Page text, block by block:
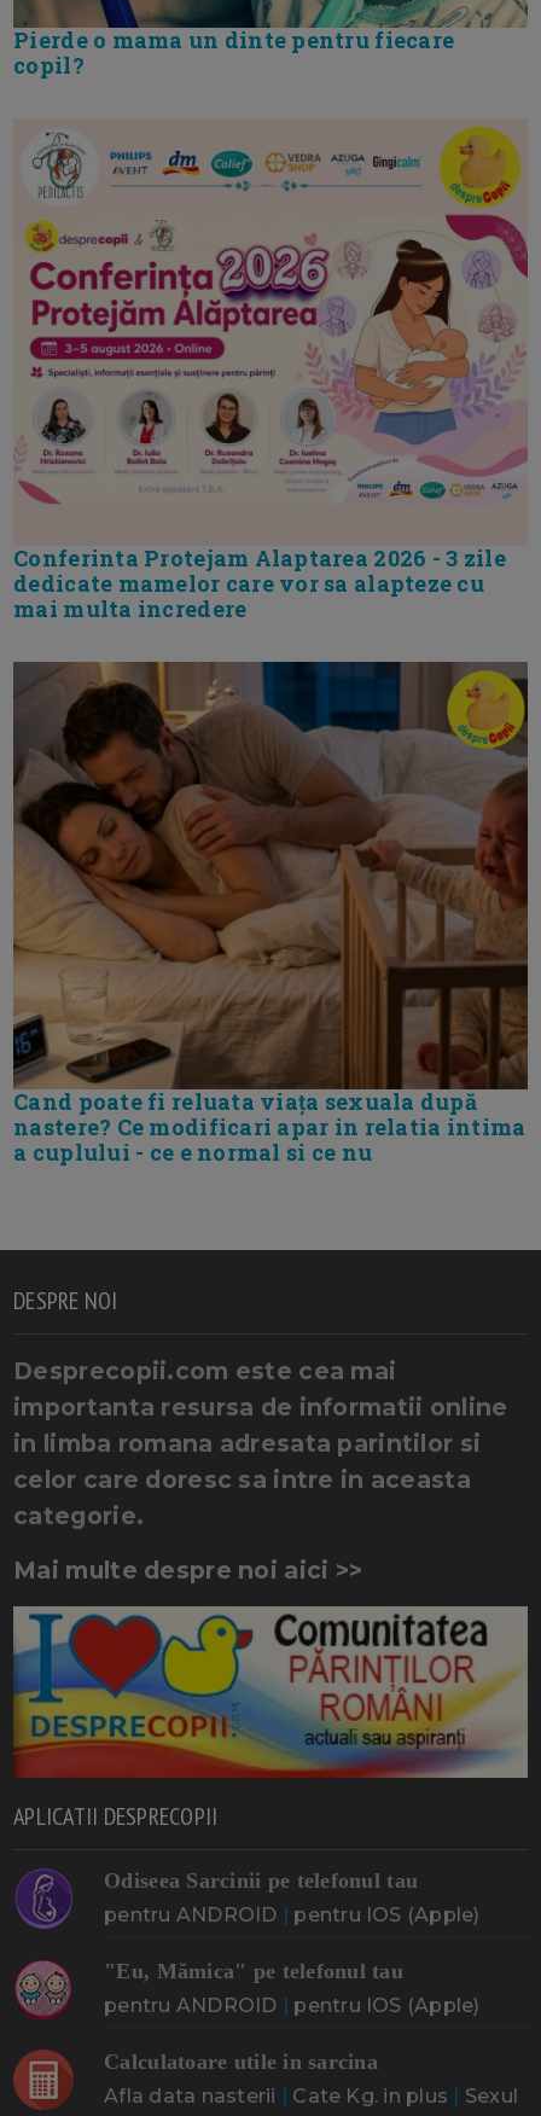
Pierde o mama un dinte pentru fiecare
copil?
Conferinta Protejam Alaptarea 2026 - 3 zile
dedicate mamelor care vor sa alapteze cu
mai multa incredere
Cand poate fi reluata viața sexuala după
nastere? Ce modificari apar in relatia intima
a cuplului - ce e normal si ce nu
DESPRE NOI
Desprecopii.com este cea mai
importanta resursa de informatii online
in limba romana adresata parintilor si
celor care doresc sa intre in aceasta
categorie.
Mai multe despre noi aici >>
APLICATII DESPRECOPII
Odiseea Sarcinii pe telefonul tau
pentru ANDROID | pentru IOS (Apple)
"Eu, Mămica" pe telefonul tau
pentru ANDROID | pentru IOS (Apple)
Calculatoare utile in sarcina
Afla data nasterii | Cate Kg. in plus | Sexul